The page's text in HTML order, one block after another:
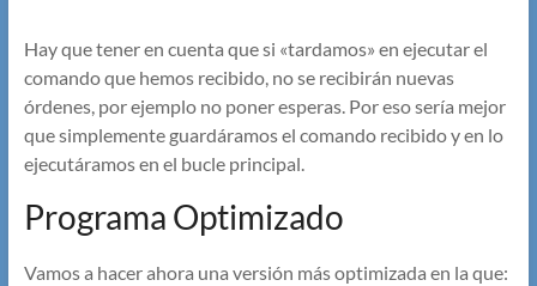
Hay que tener en cuenta que si «tardamos» en ejecutar el
comando que hemos recibido, no se recibirán nuevas
órdenes, por ejemplo no poner esperas. Por eso sería mejor
que simplemente guardáramos el comando recibido y en lo
ejecutáramos en el bucle principal.
Programa Optimizado
Vamos a hacer ahora una versión más optimizada en la que: